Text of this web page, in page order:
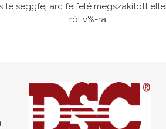
seggfej arc felfelé megszakított
ról v%-ra .